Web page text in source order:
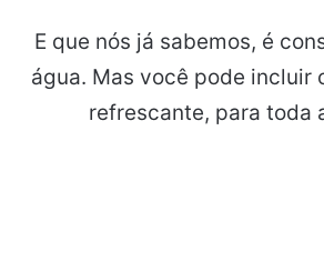
E que nós já sabemos, é
água. Mas você pode incluir
refrescante, para toda